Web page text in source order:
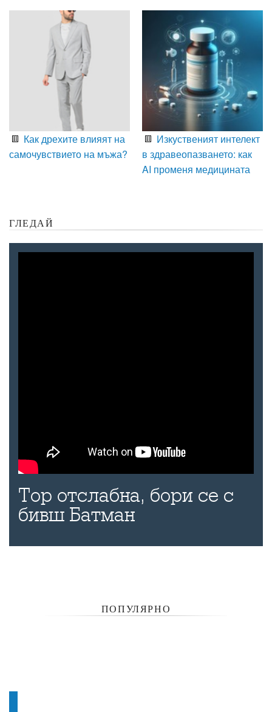
Как дрехите влияят на
самочувствието на мъжа?
Изкуственият интелект
в здравеопазването: как
AI променя медицината
ГЛЕДАЙ
Тор отслабна, бори се с
бивш Батман
ПОПУЛЯРНО